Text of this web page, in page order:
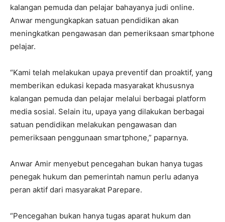
kalangan pemuda dan pelajar bahayanya judi online.
Anwar mengungkapkan satuan pendidikan akan
meningkatkan pengawasan dan pemeriksaan smartphone
pelajar.
“Kami telah melakukan upaya preventif dan proaktif, yang
memberikan edukasi kepada masyarakat khususnya
kalangan pemuda dan pelajar melalui berbagai platform
media sosial. Selain itu, upaya yang dilakukan berbagai
satuan pendidikan melakukan pengawasan dan
pemeriksaan penggunaan smartphone,” paparnya.
Anwar Amir menyebut pencegahan bukan hanya tugas
penegak hukum dan pemerintah namun perlu adanya
peran aktif dari masyarakat Parepare.
“Pencegahan bukan hanya tugas aparat hukum dan